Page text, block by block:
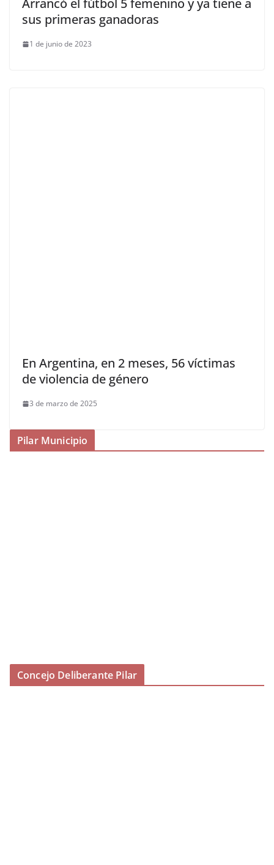
Arrancó el fútbol 5 femenino y ya tiene a
sus primeras ganadoras
1 de junio de 2023
En Argentina, en 2 meses, 56 víctimas
de violencia de género
3 de marzo de 2025
Pilar Municipio
Concejo Deliberante Pilar